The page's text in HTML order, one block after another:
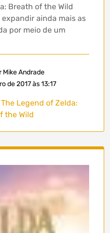
Breath of the Wild
expandir ainda mais as
por meio de um
Mike Andrade
de 2017 às 13:17
The Legend of Zelda:
the Wild